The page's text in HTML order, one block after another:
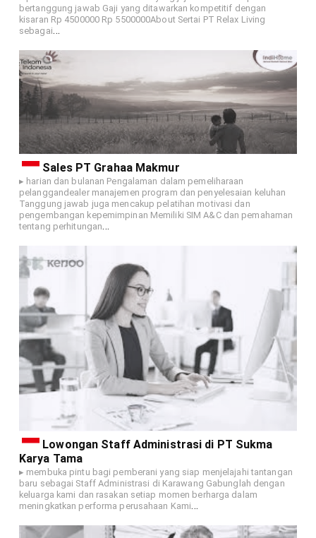
bertanggung jawab Gaji yang ditawarkan kompetitif dengan
kisaran Rp 4500000 Rp 5500000About Sertai PT Relax Living
sebagai…
Sales PT Grahaa Makmur
▸ harian dan bulanan Pengalaman dalam pemeliharaan
pelanggandealer manajemen program dan penyelesaian keluhan
Tanggung jawab juga mencakup pelatihan motivasi dan
pengembangan kepemimpinan Memiliki SIM A&C dan pemahaman
tentang perhitungan…
Lowongan Staff Administrasi di PT Sukma
Karya Tama
▸ membuka pintu bagi pemberani yang siap menjelajahi tantangan
baru sebagai Staff Administrasi di Karawang Gabunglah dengan
keluarga kami dan rasakan setiap momen berharga dalam
meningkatkan performa perusahaan Kami…